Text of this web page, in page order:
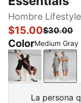
Hombre Lifestyle
$15.00$30.00
ColorMedium Gray
PUMA Black
La persona